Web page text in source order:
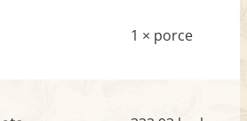
1 × porce